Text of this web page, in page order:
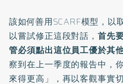
該如何善用SCARF模型，以
以嘗試修正這段對話，首先
管必須點出這位員工優於其
察到在上一季度的報告中，
來得更高」，再以客觀事實